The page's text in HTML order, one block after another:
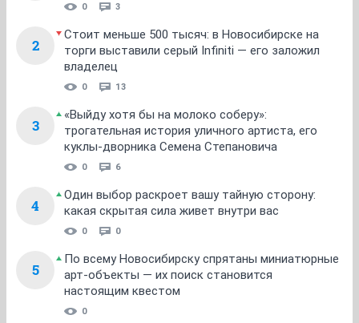
0 3
2
Стоит меньше 500 тысяч: в Новосибирске на
торги выставили серый Infiniti — его заложил
владелец
0 13
3
«Выйду хотя бы на молоко соберу»:
трогательная история уличного артиста, его
куклы-дворника Семена Степановича
0 6
4
Один выбор раскроет вашу тайную сторону:
какая скрытая сила живет внутри вас
0 0
5
По всему Новосибирску спрятаны миниатюрные
арт-объекты — их поиск становится
настоящим квестом
0